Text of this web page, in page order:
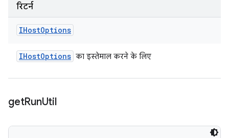
रिटर्न
IHostOptions
IHostOptions का इस्तेमाल करने के लिए
getRunUtil